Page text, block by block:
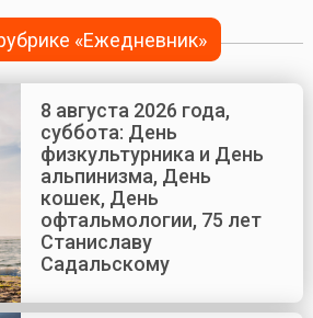
«Ежедневник»
8 августа 2026 года,
суббота: День
физкультурника и День
альпинизма, День
кошек, День
офтальмологии, 75 лет
Станиславу
Садальскому